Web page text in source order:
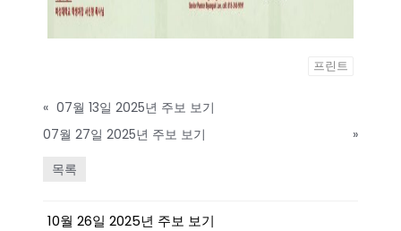
프린트
« 07월 13일 2025년 주보 보기
07월 27일 2025년 주보 보기
»
목록
10월 26일 2025년 주보 보기